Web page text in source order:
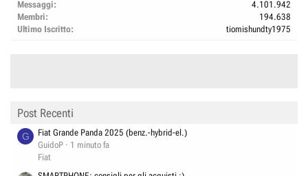
Messaggi
4.101.942
Membri
194.638
Ultimo Iscritto
tiomishundty1975
Post Recenti
G
Fiat Grande Panda 2025 (benz.-hybrid-el.)
GuidoP
1 minuto fa
Fiat